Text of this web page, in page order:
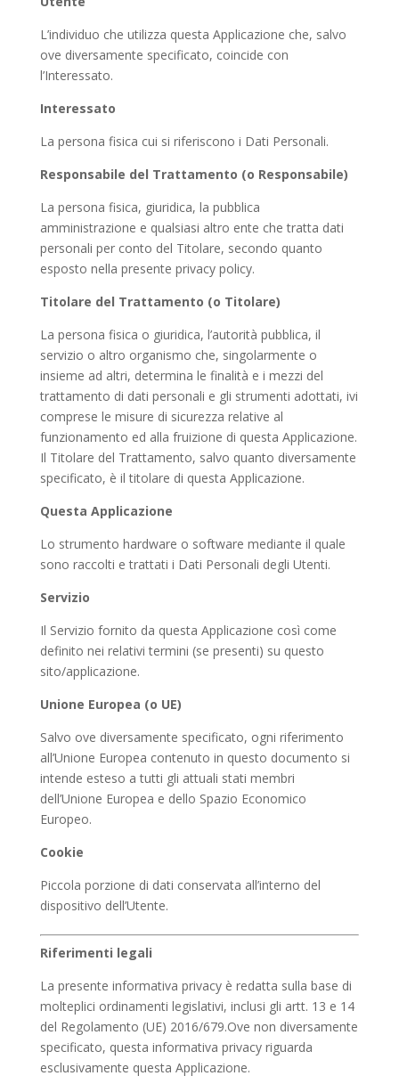
L’individuo che utilizza questa Applicazione che, salvo
ove diversamente specificato, coincide con
l’Interessato.
Interessato
La persona fisica cui si riferiscono i Dati Personali.
Responsabile del Trattamento (o Responsabile)
La persona fisica, giuridica, la pubblica
amministrazione e qualsiasi altro ente che tratta dati
personali per conto del Titolare, secondo quanto
esposto nella presente privacy policy.
Titolare del Trattamento (o Titolare)
La persona fisica o giuridica, l’autorità pubblica, il
servizio o altro organismo che, singolarmente o
insieme ad altri, determina le finalità e i mezzi del
trattamento di dati personali e gli strumenti adottati, ivi
comprese le misure di sicurezza relative al
funzionamento ed alla fruizione di questa Applicazione.
Il Titolare del Trattamento, salvo quanto diversamente
specificato, è il titolare di questa Applicazione.
Questa Applicazione
Lo strumento hardware o software mediante il quale
sono raccolti e trattati i Dati Personali degli Utenti.
Servizio
Il Servizio fornito da questa Applicazione così come
definito nei relativi termini (se presenti) su questo
sito/applicazione.
Unione Europea (o UE)
Salvo ove diversamente specificato, ogni riferimento
all’Unione Europea contenuto in questo documento si
intende esteso a tutti gli attuali stati membri
dell’Unione Europea e dello Spazio Economico
Europeo.
Cookie
Piccola porzione di dati conservata all’interno del
dispositivo dell’Utente.
Riferimenti legali
La presente informativa privacy è redatta sulla base di
molteplici ordinamenti legislativi, inclusi gli artt. 13 e 14
del Regolamento (UE) 2016/679.Ove non diversamente
specificato, questa informativa privacy riguarda
esclusivamente questa Applicazione.